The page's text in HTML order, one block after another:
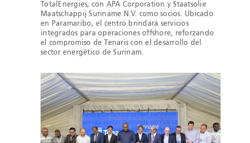
TotalEnergies, con APA Corporation y Staatsolie
Maatschappij Suriname N.V. como socios. Ubicado
en Paramaribo, el centro brindará servicios
integrados para operaciones offshore, reforzando
el compromiso de Tenaris con el desarrollo del
sector energético de Surinam.